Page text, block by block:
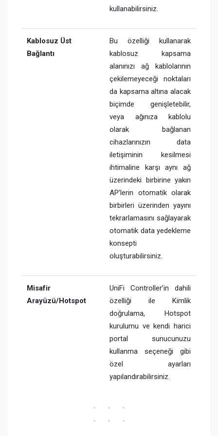
kullanabilirsiniz.
Kablosuz Üst
Bağlantı
Bu özelliği kullanarak
kablosuz kapsama
alanınızı ağ kablolarının
çekilemeyeceği noktaları
da kapsama altına alacak
biçimde genişletebilir,
veya ağınıza kablolu
olarak bağlanan
cihazlarınızın data
iletişiminin kesilmesi
ihtimaline karşı aynı ağ
üzerindeki birbirine yakın
AP’lerin otomatik olarak
birbirleri üzerinden yayını
tekrarlamasını sağlayarak
otomatik data yedekleme
konsepti
oluşturabilirsiniz.
Misafir
Arayüzü/Hotspot
UniFi Controller’in dahili
özelliği ile Kimlik
doğrulama, Hotspot
kurulumu ve kendi harici
portal sunucunuzu
kullanma seçeneği gibi
özel ayarları
yapılandırabilirsiniz.